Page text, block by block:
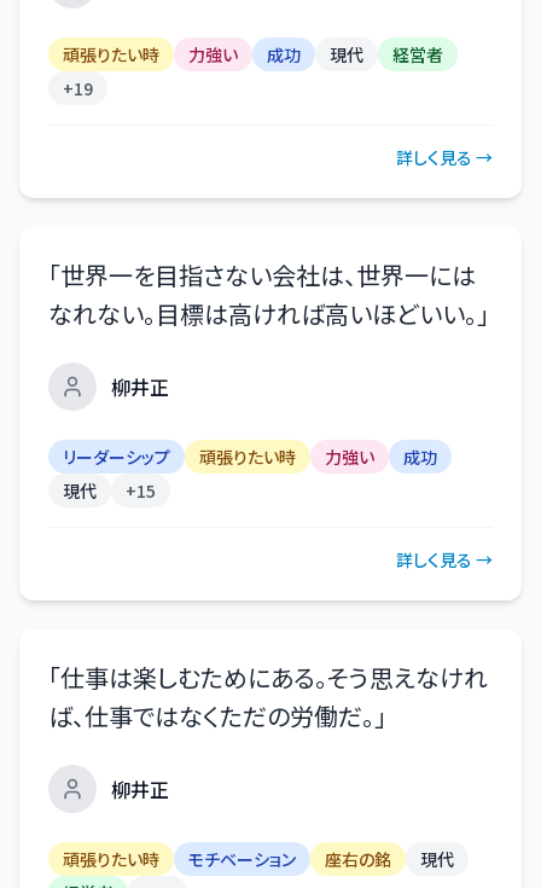
頑張りたい時 力強い 成功 現代
経営者
+19
詳しく見る →
「世界一を目指さない会社は、世界一には
なれない。目標は高ければ高いほどいい。 」
柳井正
リーダーシップ 頑張りたい時 力強い
成功
現代
+15
詳しく見る →
「仕事は楽しむためにある。そう思えなけれ
ば、仕事ではなくただの労働だ。 」
柳井正
頑張りたい時 モチベーション 座右の銘
現代